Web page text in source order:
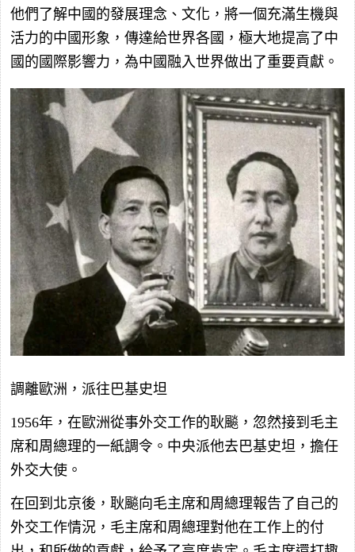
他們了解中國的發展理念、文化，將一個充滿生機與
活力的中國形象，傳達給世界各國，極大地提高了中
國的國際影響力，為中國融入世界做出了重要貢獻。
調離歐洲，派往巴基史坦
1956年，在歐洲從事外交工作的耿飈，忽然接到毛主
席和周總理的一紙調令。中央派他去巴基史坦，擔任
外交大使。
在回到北京後，耿飈向毛主席和周總理報告了自己的
外交工作情況，毛主席和周總理對他在工作上的付